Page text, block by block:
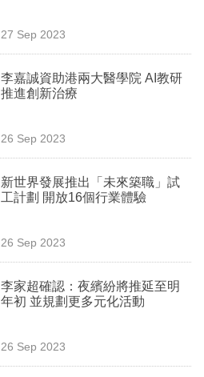
27 Sep 2023
李嘉誠資助港兩大醫學院 AI教研
推進創新治療
26 Sep 2023
新世界發展推出「未來築職」試
工計劃 開放16個行業體驗
26 Sep 2023
李家超確認：夜繽紛將推延至明
年初 並規劃更多元化活動
26 Sep 2023